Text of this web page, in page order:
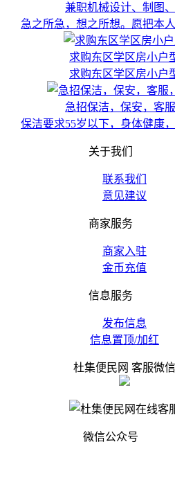
兼职机械设计、制图
急之所急，想之所想。愿把本
求购东区学区房小户
求购东区学区房小户
急招保洁，保安，客
保洁要求55岁以下，身体健康
关于我们
联系我们
意见建议
商家服务
商家入驻
金币充值
信息服务
发布信息
信息置顶/加红
杜集便民网 客服微信
微信公众号